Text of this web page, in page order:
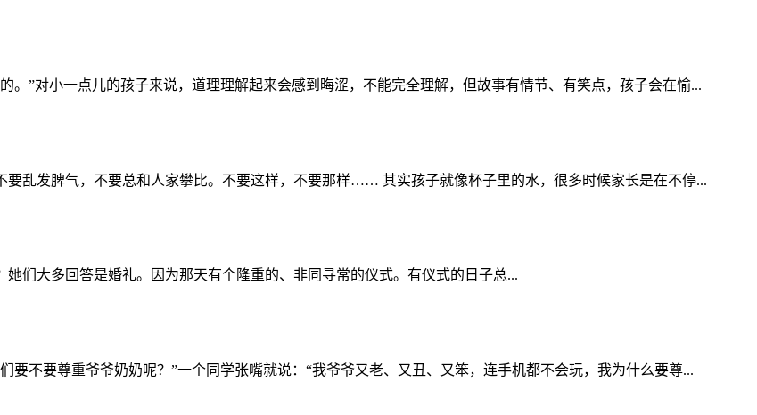
。”对小一点儿的孩子来说，道理理解起来会感到晦涩，不能完全理解，但故事有情节、有笑点，孩子会在愉...
乱发脾气，不要总和人家攀比。不要这样，不要那样…… 其实孩子就像杯子里的水，很多时候家长是在不停...
她们大多回答是婚礼。因为那天有个隆重的、非同寻常的仪式。有仪式的日子总...
不要尊重爷爷奶奶呢？”一个同学张嘴就说：“我爷爷又老、又丑、又笨，连手机都不会玩，我为什么要尊...